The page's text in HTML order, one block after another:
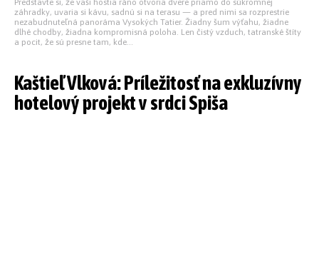
záhradky, uvaria si kávu, sadnú si na terasu — a pred nimi sa rozprestrie
nezabudnuteľná panoráma Vysokých Tatier. Žiadny šum výťahu, žiadne
dlhé chodby, žiadna kompromisná poloha. Len čistý vzduch, tatranské štíty
a pocit, že sú presne tam, kde...
Kaštieľ Vlková: Príležitosť na exkluzívny
hotelový projekt v srdci Spiša